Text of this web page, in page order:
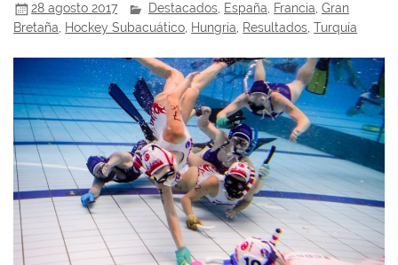
28 agosto 2017 Destacados España Francia ,Gran
Bretaña Hockey Subacuático Hungría Resultados ,Turquía